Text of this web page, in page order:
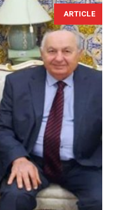
ARTICLE